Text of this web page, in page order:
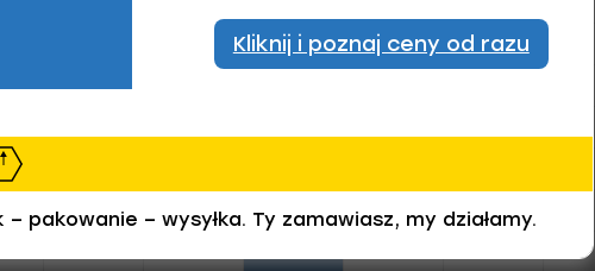
Kliknij i poznaj ceny od razu
pakowanie – wysyłka. Ty zamawiasz, my działamy.